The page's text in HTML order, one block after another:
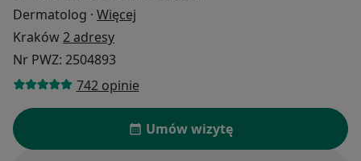
Dermatolog · Więcej
Kraków2 adresy
Nr PWZ: 2504893
742 opinie
Umów wizytę